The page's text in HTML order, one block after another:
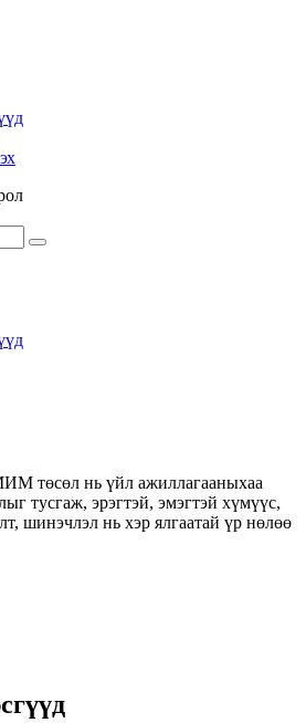
төсөл нь үйл ажиллагааныхаа
тусгаж, эрэгтэй, эмэгтэй хүмүүс,
шинэчлэл нь хэр ялгаатай үр нөлөө